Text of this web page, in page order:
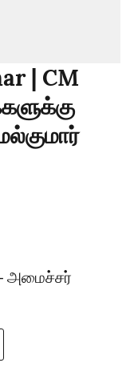
| CM
- அமைச்சர்